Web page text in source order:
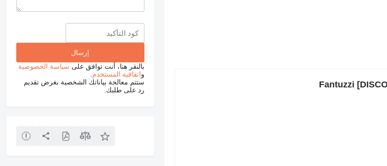
بالنقر هنا، أنت توافق على سياسة الخصوصية
واتفاقية المستخدم
ستتم معالجة بياناتك الشخصية بغرض تقديم
رد على طلبك.